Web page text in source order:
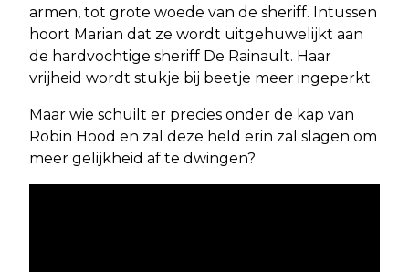
armen, tot grote woede van de sheriff. Intussen
hoort Marian dat ze wordt uitgehuwelijkt aan
de hardvochtige sheriff De Rainault. Haar
vrijheid wordt stukje bij beetje meer ingeperkt.
Maar wie schuilt er precies onder de kap van
Robin Hood en zal deze held erin zal slagen om
meer gelijkheid af te dwingen?